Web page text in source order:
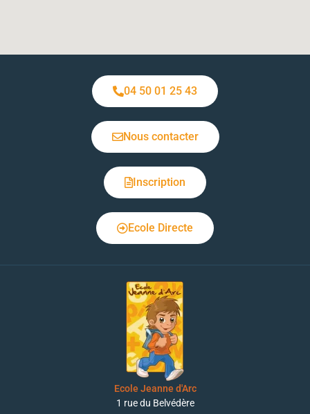
04 50 01 25 43
Nous contacter
Inscription
Ecole Directe
Ecole Jeanne d'Arc
1 rue du Belvédère